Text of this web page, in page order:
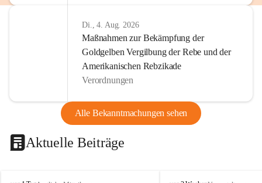
Di., 4. Aug. 2026
Maßnahmen zur Bekämpfung der
Goldgelben Vergilbung der Rebe und der
Amerikanischen Rebzikade
Verordnungen
Alle Bekanntmachungen sehen
Aktuelle Beiträge